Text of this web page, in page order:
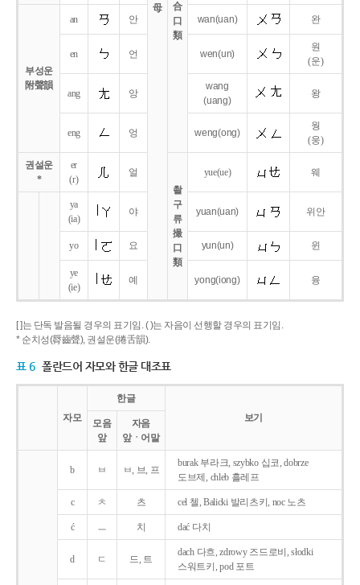
母
合
口
類
부성운
附聲韻
an 안 wan(uan) 완
en 언 wen(un)
원
(운)
ang 앙
wang
(uang)
왕
eng 엉 weng(ong)
웡
(웅)
권설운
*
er
(r)
얼
촬
구
류
撮
口
類
yue(ue) 웨
ya
(ia)
야 yuan(uan) 위안
yo 요 yun(un) 윈
ye
(ie)
예 yong(iong) 융
[ ]는 단독 발음될 경우의 표기임. ( )는 자음이 선행할 경우의 표기임.
* 순치성(脣齒聲), 권설운(捲舌韻).
표 6 폴란드어 자모와 한글 대조표
자모
한글
보기
모음
앞
자음
앞ㆍ어말
b ㅂ ㅂ, 브, 프
burak 부라크, szybko 십코, dobrze
도브제, chleb 흘레프
c ㅊ 츠 cel 첼, Balicki 발리츠키, noc 노츠
ć ㅡ 치 dać 다치
d ㄷ 드, 트
dach 다흐, zdrowy 즈드로비, słodki
스워트키, pod 포트